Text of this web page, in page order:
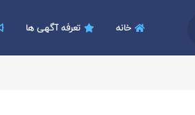
خانه تعرفه آگهی ها